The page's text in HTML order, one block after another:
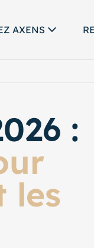
AXENS
:
les